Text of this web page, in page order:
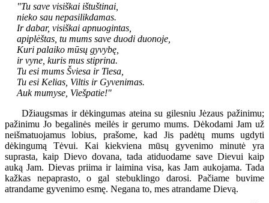
"Tu save visiškai ištuštinai,
nieko sau nepasilikdamas.
Ir dabar, visiškai apnuogintas,
apiplėštas, tu mums save duodi duonoje,
Kuri palaiko mūsų gyvybę,
ir vyne, kuris mus stiprina.
Tu esi mums Šviesa ir Tiesa,
Tu esi Kelias, Viltis ir Gyvenimas.
Auk mumyse, Viešpatie!"
Džiaugsmas ir dėkingumas ateina su gilesniu Jėzaus pažinimu;
pažinimu Jo begalinės meilės ir gerumo mums. Dėkodami Jam už
neišmatuojamus lobius, prašome, kad Jis padėtų mums ugdyti
dėkingumą Tėvui. Kai kiekviena mūsų gyvenimo minutė yra
suprasta, kaip Dievo dovana, tada atiduodame save Dievui kaip
auką Jam. Dievas priima ir laimina visa, kas Jam aukojama. Tada
kažkas nepaprasto, o gal stebuklingo darosi. Pačiame buvime
atrandame gyvenimo esmę. Negana to, mes atrandame Dievą.